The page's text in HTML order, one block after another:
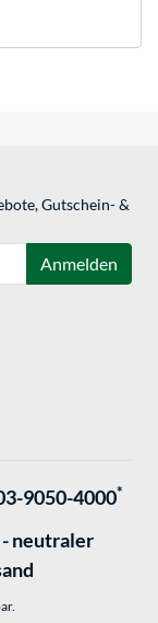
Gutschein- &
Anmelden
9050-4000*
- neutraler